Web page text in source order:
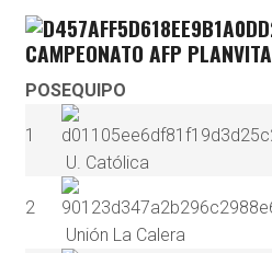
CAMPEONATO AFP
POSEQUIPO
1
U. Católica
2
Unión La Calera